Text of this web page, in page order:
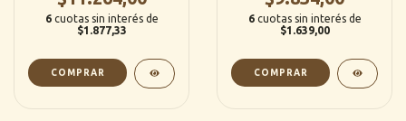
6 cuotas sin interés de
$1.877,33
6 cuotas sin interés de
$1.639,00